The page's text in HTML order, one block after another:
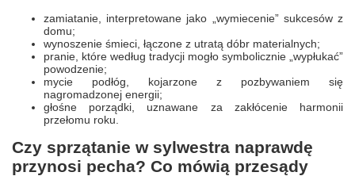
zamiatanie, interpretowane jako „wymiecenie” sukcesów z
domu;
wynoszenie śmieci, łączone z utratą dóbr materialnych;
pranie, które według tradycji mogło symbolicznie „wypłukać”
powodzenie;
mycie podłóg, kojarzone z pozbywaniem się
nagromadzonej energii;
głośne porządki, uznawane za zakłócenie harmonii
przełomu roku.
Czy sprzątanie w sylwestra naprawdę
przynosi pecha? Co mówią przesądy